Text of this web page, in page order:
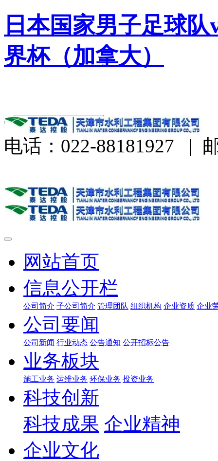
日本国家男子足球
界杯（加拿大）
电话：022-88181927 |
网站首页
信息公开栏
公司简介 子公司简介 管理团队 组织机构 企业资质 企业
公司要闻
公司新闻 行业动态 公告通知 公开招标公告
业务板块
施工业务 运维业务 环保业务 投资业务
科技创新
科技成果 企业精神
企业文化